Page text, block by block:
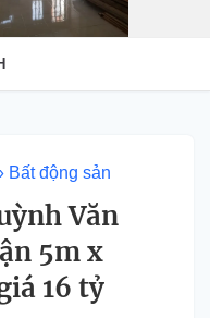
Bất động sản
Văn
5m x
16 tỷ